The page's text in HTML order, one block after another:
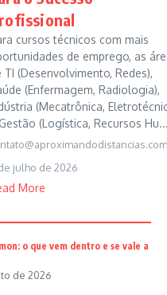
cursos técnicos com mais
de emprego, as
TI (Desenvolvimento, Redes),
(Enfermagem, Radiologia),
(Mecatrônica,
(Logística, Recursos
julho de 2026
More
o que vem dentro e se vale a
de 2026